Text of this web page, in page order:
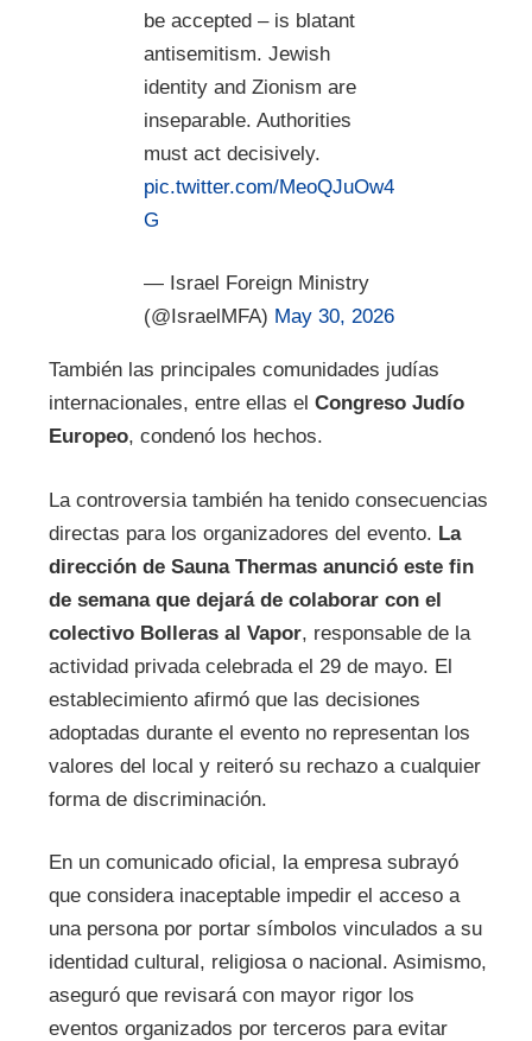
be accepted – is blatant
antisemitism. Jewish
identity and Zionism are
inseparable. Authorities
must act decisively.
pic.twitter.com/MeoQJuOw4
G
— Israel Foreign Ministry
(@IsraelMFA) May 30, 2026
También las principales comunidades judías
internacionales, entre ellas el Congreso Judío
Europeo, condenó los hechos.
La controversia también ha tenido consecuencias
directas para los organizadores del evento. La
dirección de Sauna Thermas anunció este fin
de semana que dejará de colaborar con el
colectivo Bolleras al Vapor, responsable de la
actividad privada celebrada el 29 de mayo. El
establecimiento afirmó que las decisiones
adoptadas durante el evento no representan los
valores del local y reiteró su rechazo a cualquier
forma de discriminación.
En un comunicado oficial, la empresa subrayó
que considera inaceptable impedir el acceso a
una persona por portar símbolos vinculados a su
identidad cultural, religiosa o nacional. Asimismo,
aseguró que revisará con mayor rigor los
eventos organizados por terceros para evitar